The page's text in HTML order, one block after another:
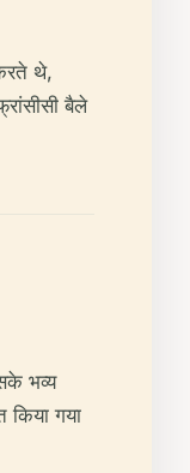
थे,
बैले
भव्य
किया गया